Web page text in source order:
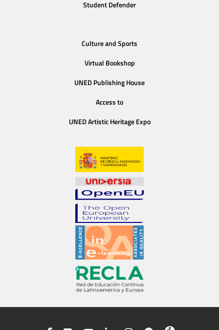
Student Defender
Culture and Sports
Virtual Bookshop
UNED Publishing House
Access to
UNED Artistic Heritage Expo